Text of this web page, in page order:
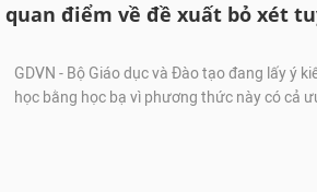
quan điểm về đề xuất bỏ xét
GDVN - Bộ Giáo dục và Đào tạo đang lấy ý
học bằng học bạ vì phương thức này có cả